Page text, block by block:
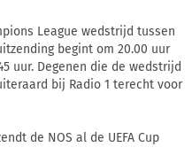
League wedstrijd tussen
begint om 20.00 uur
uur. Degenen die de wedstrijd
bij Radio 1 terecht voor
de NOS al de UEFA Cup